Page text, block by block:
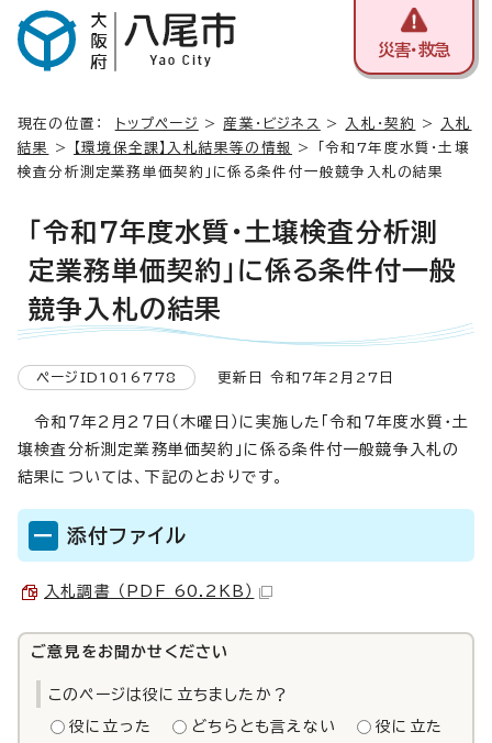
災害・救急
現在の位置： トップページ > 産業・ビジネス > 入札・契約 >
入札
結果
> 【環境保全課】入札結果等の情報
> 「令和7年度水質・土壌
検査分析測定業務単価契約」に係る条件付一般競争入札の結果
「令和7年度水質・土壌検査分析測
定業務単価契約」に係る条件付一般
競争入札の結果
ページID1016778 更新日 令和7年2月27日
令和7年2月27日（木曜日）に実施した「令和7年度水質・土
壌検査分析測定業務単価契約」に係る条件付一般競争入札の
結果については、下記のとおりです。
添付ファイル
入札調書 （PDF 60.2KB）
ご意見をお聞かせください
このページは役に立ちましたか？
役に立った どちらとも言えない
役に立た